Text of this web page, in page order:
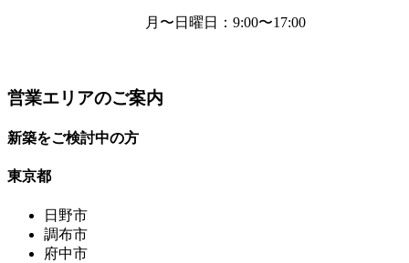
月〜日曜日 ：9:00〜17:00
営業エリアのご案内
新築をご検討中の方
東京都
日野市
調布市
府中市